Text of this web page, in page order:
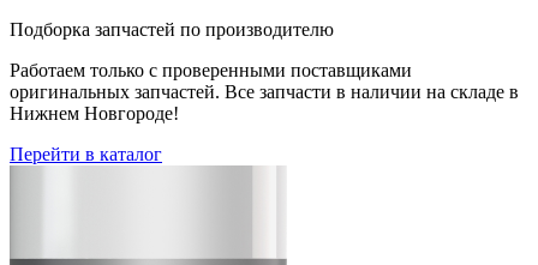
Подборка запчастей по производителю
Работаем только с проверенными поставщиками
оригинальных запчастей. Все запчасти в наличии на складе в
Нижнем Новгороде!
Перейти в каталог